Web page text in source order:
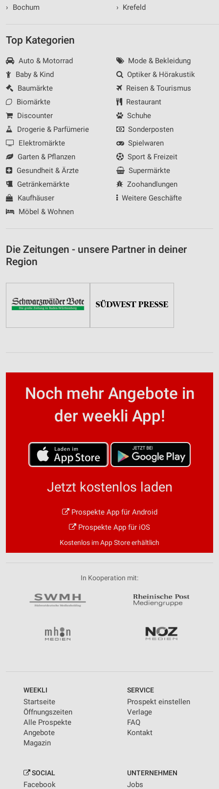
›
Bochum
› Krefeld
Top Kategorien
Auto & Motorrad
Baby & Kind
Baumärkte
Biomärkte
Discounter
Drogerie & Parfümerie
Elektromärkte
Garten & Pflanzen
Gesundheit & Ärzte
Getränkemärkte
Kaufhäuser
Möbel & Wohnen
Mode & Bekleidung
Optiker & Hörakustik
Reisen & Tourismus
Restaurant
Schuhe
Sonderposten
Spielwaren
Sport & Freizeit
Supermärkte
Zoohandlungen
Weitere Geschäfte
Die Zeitungen - unsere Partner in deiner
Region
Noch mehr Angebote in
der weekli App!
Jetzt kostenlos laden
Prospekte App für Android
Prospekte App für iOS
Kostenlos im App Store erhältlich
In Kooperation mit:
WEEKLI
Startseite
Öffnungszeiten
Alle Prospekte
Angebote
Magazin
SERVICE
Prospekt einstellen
Verlage
FAQ
Kontakt
SOCIAL
Facebook
UNTERNEHMEN
Jobs